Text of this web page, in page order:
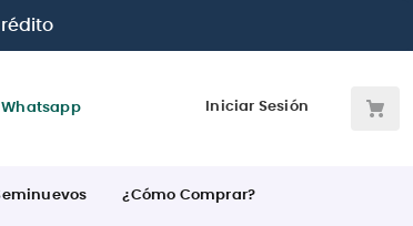
Whatsapp Iniciar Sesión
¿Cómo Comprar?